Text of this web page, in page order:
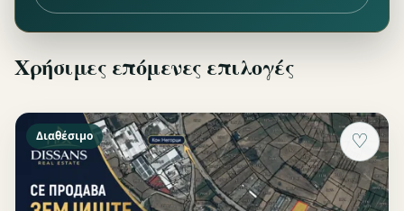
Χρήσιμες επόμενες επιλογές
♡
Διαθέσιμο